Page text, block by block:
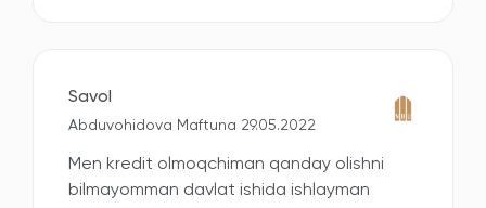
Savol
Abduvohidova Maftuna 29.05.2022
Men kredit olmoqchiman qanday olishni
bilmayomman davlat ishida ishlayman